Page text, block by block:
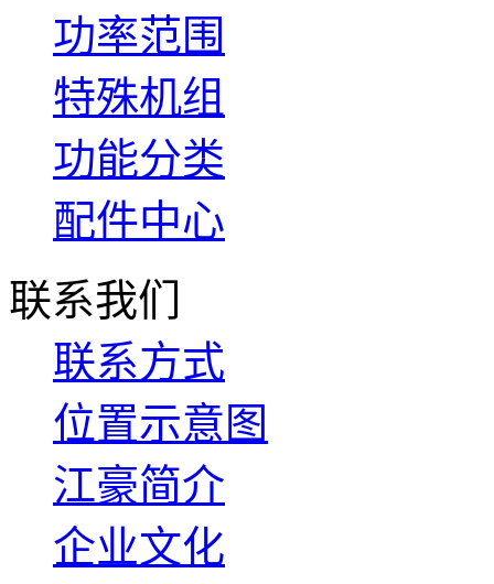
功率范围
特殊机组
功能分类
配件中心
联系我们
联系方式
位置示意图
江豪简介
企业文化